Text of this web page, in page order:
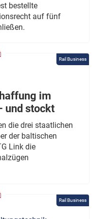
bestellte
auf fünf
Rail Business
im
und stockt
die drei staatlichen
der baltischen
Link die
Rail Business